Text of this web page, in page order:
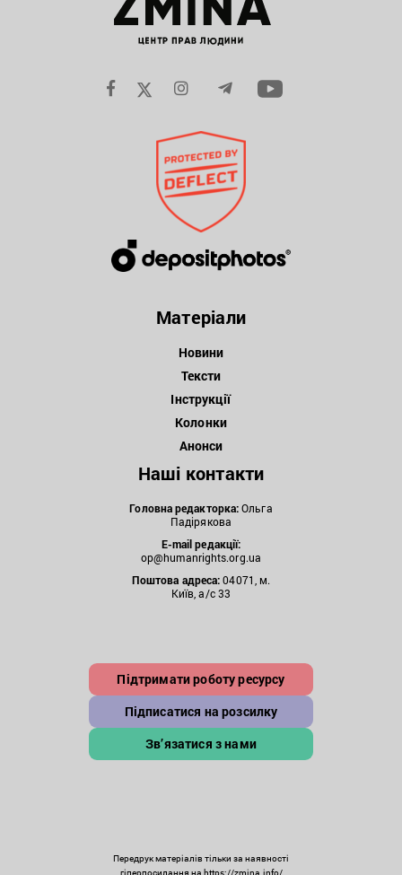
Матеріали
Новини
Тексти
Інструкції
Колонки
Анонси
Наші контакти
Головна редакторка:Ольга
Падірякова
E-mail редакції:
op@humanrights.org.ua
Поштова адреса:04071, м.
Київ, а/с 33
Підтримати роботу ресурсу
Підписатися на розсилку
Зв’язатися з нами
Передрук матеріалів тільки за наявності